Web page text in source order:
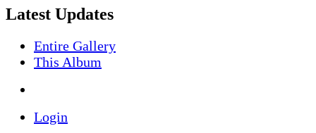
Latest Updates
Entire Gallery
This Album
Login